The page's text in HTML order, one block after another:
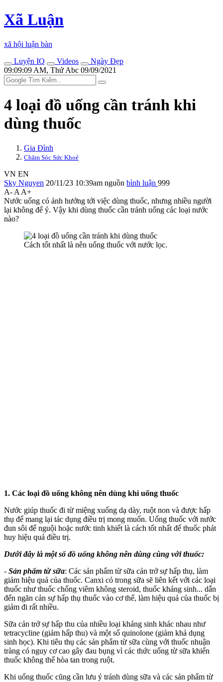
Xã Luận
xã hội luận bàn
Luyện IQ
Videos
Ngày Đẹp
09:09:09 AM, Thứ Abc 09/09/2021
4 loại đồ uống cần tránh khi
dùng thuốc
Gia Đình
Chăm Sóc Sức Khoẻ
VN EN
Sky Nguyen 20/11/23 10:39am nguồn bình luận 999
A- A A+
Nước uống có ảnh hưởng tới việc dùng thuốc, nhưng nhiều người
lại không để ý. Vậy khi dùng thuốc cần tránh uống các loại nước
nào?
Cách tốt nhất là nên uống thuốc với nước lọc.
1. Các loại đồ uống không nên dùng khi uống thuốc
Nước giúp thuốc đi từ miệng xuống dạ dày, ruột non và được hấp
thụ để mang lại tác dụng điều trị mong muốn. Uống thuốc với nước
đun sôi để nguội hoặc nước tinh khiết là cách tốt nhất để thuốc phát
huy hiệu quả điều trị.
Dưới đây là một số đồ uống không nên dùng cùng với thuốc:
- Sản phẩm từ sữa: Các sản phẩm từ sữa cản trở sự hấp thụ, làm
giảm hiệu quả của thuốc. Canxi có trong sữa sẽ liên kết với các loại
thuốc như thuốc chống viêm không steroid, thuốc kháng sinh... dẫn
đến ngăn cản sự hấp thụ thuốc vào c‌ơ th‌ể, làm hiệu quả của thuốc bị
giảm đi rất nhiều.
Sữa cản trở sự hấp thu của nhiều loại kháng sinh khác nhau như
tetracycline (giảm hấp thu) và một số quinolone (giảm khả dụng
sinh học). Khi tiêu thụ các sản phẩm từ sữa cùng với thuốc nhuận
tràng có nguy cơ cao gây đau bụng vì các thức uống từ sữa khiến
thuốc không thể hòa tan trong ruột.
Khi uống thuốc cũng cần lưu ý tránh dùng sữa và các sản phẩm từ